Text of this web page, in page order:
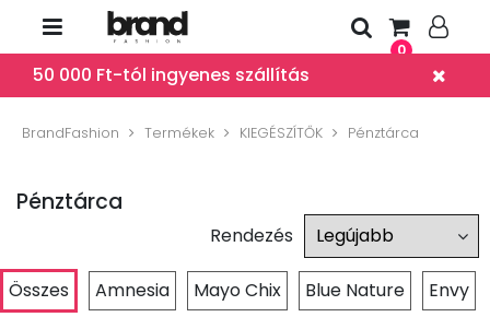
0
50 000 Ft-tól ingyenes szállítás
BrandFashion Termékek KIEGÉSZÍTŐK Pénztárca
Pénztárca
Rendezés
Összes Amnesia Mayo Chix Blue Nature Envy